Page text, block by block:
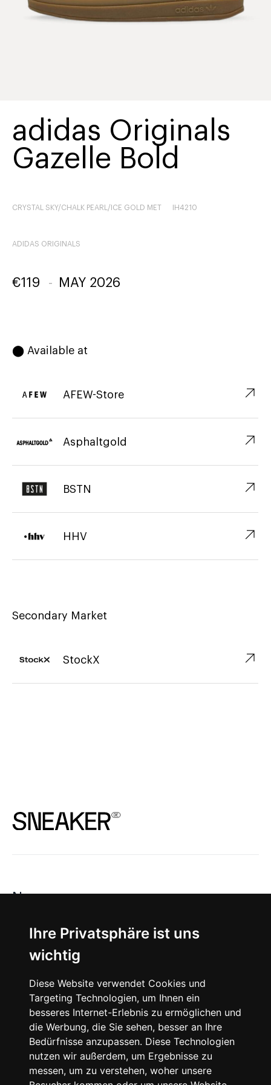
Ihre Privatsphäre ist uns
wichtig
Diese Website verwendet Cookies und
Targeting Technologien, um Ihnen ein
besseres Internet-Erlebnis zu ermöglichen und
die Werbung, die Sie sehen, besser an Ihre
Bedürfnisse anzupassen. Diese Technologien
nutzen wir außerdem, um Ergebnisse zu
messen, um zu verstehen, woher unsere
adidas Originals
Gazelle Bold
CRYSTAL SKY/CHALK PEARL/ICE GOLD MET IH4210
ADIDAS ORIGINALS
€119 - MAY 2026
⬤ Available at
AFEW-Store ↗︎
Asphaltgold ↗︎
BSTN ↗︎
HHV ↗︎
Secondary Market
StockX ↗︎
News
About
Instagram
Facebook
© 2024 SNEAKERᴰᴱ, All rights reserved.